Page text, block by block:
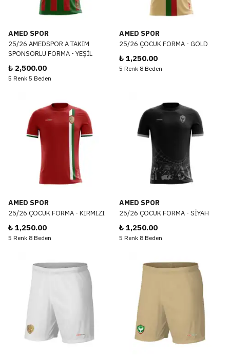
AMED SPOR
25/26 AMEDSPOR A TAKIM
SPONSORLU FORMA - YEŞİL
₺ 2,500.00
5 Renk 5 Beden
AMED SPOR
25/26 ÇOCUK FORMA - GOLD
₺ 1,250.00
5 Renk 8 Beden
AMED SPOR
25/26 ÇOCUK FORMA - KIRMIZI
₺ 1,250.00
5 Renk 8 Beden
AMED SPOR
25/26 ÇOCUK FORMA - SİYAH
₺ 1,250.00
5 Renk 8 Beden